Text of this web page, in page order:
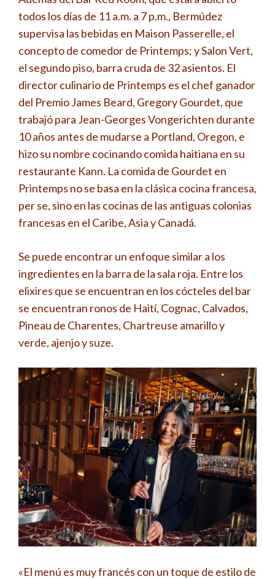
todos los días de 11 a.m. a 7 p.m., Bermúdez
supervisa las bebidas en Maison Passerelle, el
concepto de comedor de Printemps; y Salon Vert,
el segundo piso, barra cruda de 32 asientos. El
director culinario de Printemps es el chef ganador
del Premio James Beard, Gregory Gourdet, que
trabajó para Jean-Georges Vongerichten durante
10 años antes de mudarse a Portland, Oregon, e
hizo su nombre cocinando comida haitiana en su
restaurante Kann. La comida de Gourdet en
Printemps no se basa en la clásica cocina francesa,
per se, sino en las cocinas de las antiguas colonias
francesas en el Caribe, Asia y Canadá.
Se puede encontrar un enfoque similar a los
ingredientes en la barra de la sala roja. Entre los
elixires que se encuentran en los cócteles del bar
se encuentran ronos de Haití, Cognac, Calvados,
Pineau de Charentes, Chartreuse amarillo y
verde, ajenjo y suze.
«El menú es muy francés con un toque de estilo de